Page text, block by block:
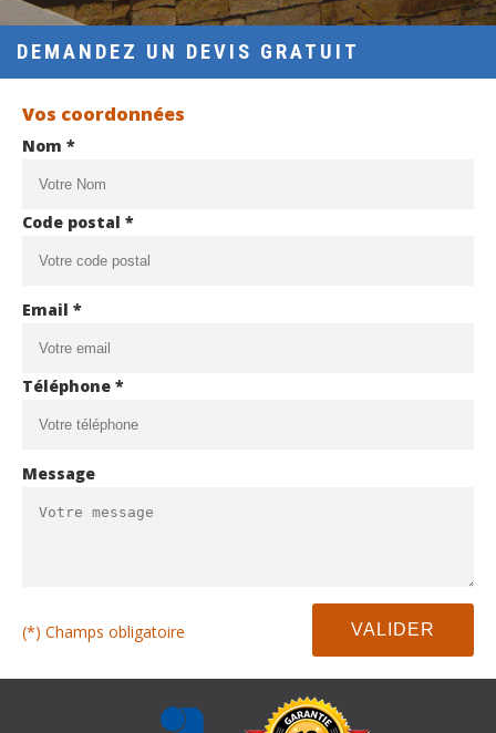
DEMANDEZ UN DEVIS GRATUIT
Vos coordonnées
Nom *
Code postal *
Email *
Téléphone *
Message
(*) Champs obligatoire